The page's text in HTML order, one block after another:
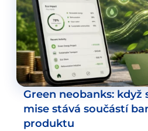
Green neobanks: když
mise stává součástí
produktu